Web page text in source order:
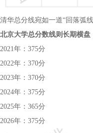
清华总分线宛如一道“回落弧
北京大学总分数线则长期横盘
2021年：375分
2022年：370分
2023年：370分
2024年：375分
2025年：365分
2026年：375分